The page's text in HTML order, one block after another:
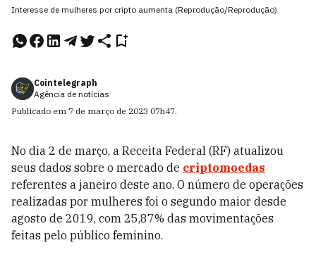
Interesse de mulheres por cripto aumenta (Reprodução/Reprodução)
Cointelegraph
Agência de notícias
Publicado em 7 de março de 2023 07h47.
No dia 2 de março, a Receita Federal (RF) atualizou
seus dados sobre o mercado de criptomoedas
referentes a janeiro deste ano. O número de operações
realizadas por mulheres foi o segundo maior desde
agosto de 2019, com 25,87% das movimentações
feitas pelo público feminino.